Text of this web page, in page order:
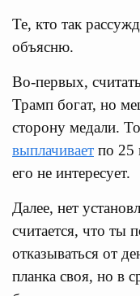
Те, кто так
объясню.
Во-первых,
Трамп богат, но
сторону медали.
выплачивает по 25
его не интересует.
Далее, нет
считается, что ты
отказываться от
планка своя, но в